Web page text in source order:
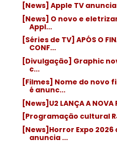
[News] Apple TV
[News] O novo e
Appl...
[Séries de TV] APÓS O
CONF...
[Divulgação] Graphic
c...
[Filmes] Nome do novo
é anunc...
[News]U2 LANÇA A NOVA
[Programação cultural
[News]Horror Expo
anuncia ...